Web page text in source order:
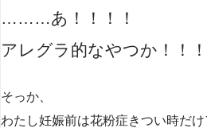
………あ！！！！
アレグラ的なやつか！！！
そっか、
わたし妊娠前は花粉症きつい時だ